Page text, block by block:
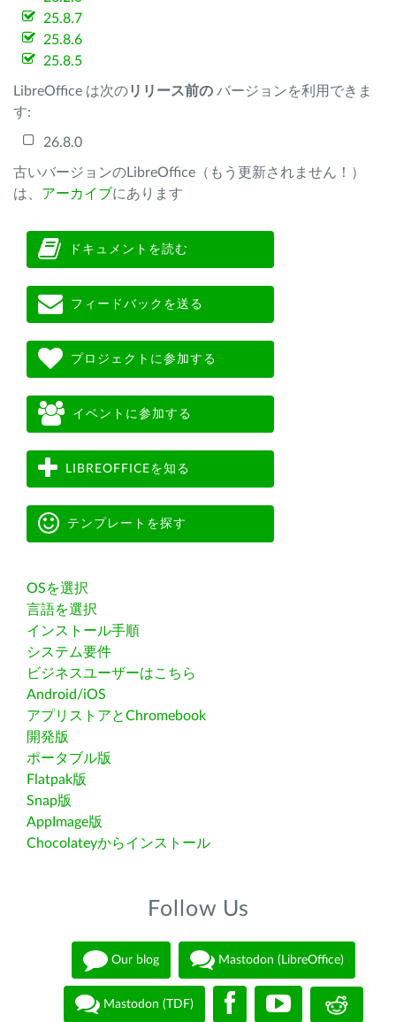
25.8.7
25.8.6
25.8.5
LibreOffice は次のリリース前の バージョンを利用できま
す:
26.8.0
古いバージョンのLibreOffice（もう更新されません！）
は、 アーカイブにあります
ドキュメントを読む
フィードバックを送る
プロジェクトに参加する
イベントに参加する
LIBREOFFICEを知る
テンプレートを探す
OSを選択
言語を選択
インストール手順
システム要件
ビジネスユーザーはこちら
Android/iOS
アプリストアとChromebook
開発版
ポータブル版
Flatpak版
Snap版
AppImage版
Chocolateyからインストール
Follow Us
Our blog Mastodon (LibreOffice)
Mastodon (TDF)